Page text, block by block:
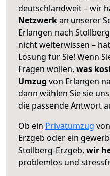
deutschlandweit – wir
Netzwerkan unserer
Erlangen nach
nicht weiterwissen –
Lösung für Sie! Wenn
Fragen wollen, was
Umzug von Erlangen
dann wählen Sie sie
die passende Antwort
Ob ein Privatumzug
Erzgeb oder ein
Stollberg-Erzgeb, wir
problemlos und